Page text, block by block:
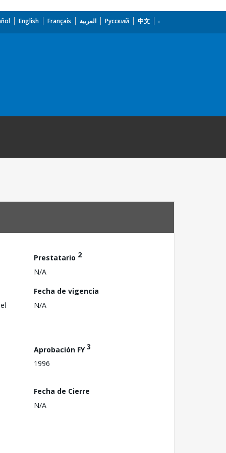
English Français العربية Русский 中文
Prestatario 2
N/A
Fecha de vigencia
N/A
Aprobación FY3
1996
Fecha de Cierre
N/A